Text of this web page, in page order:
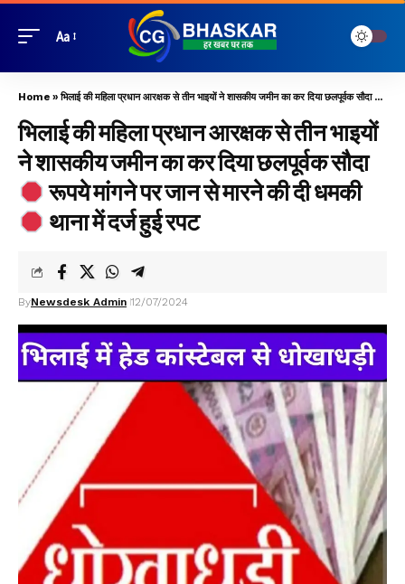
Aa
Home »भिलाई की महिला प्रधान आरक्षक से तीन भाइयों ने शासकीय जमीन का कर दिया छलपूर्वक सौदा
भिलाई की महिला प्रधान आरक्षक से तीन भाइयों
ने शासकीय जमीन का कर दिया छलपूर्वक सौदा
रूपये मांगने पर जान से मारने की दी धमकी
थाना में दर्ज हुई रपट
ByNewsdesk Admin 12/07/2024